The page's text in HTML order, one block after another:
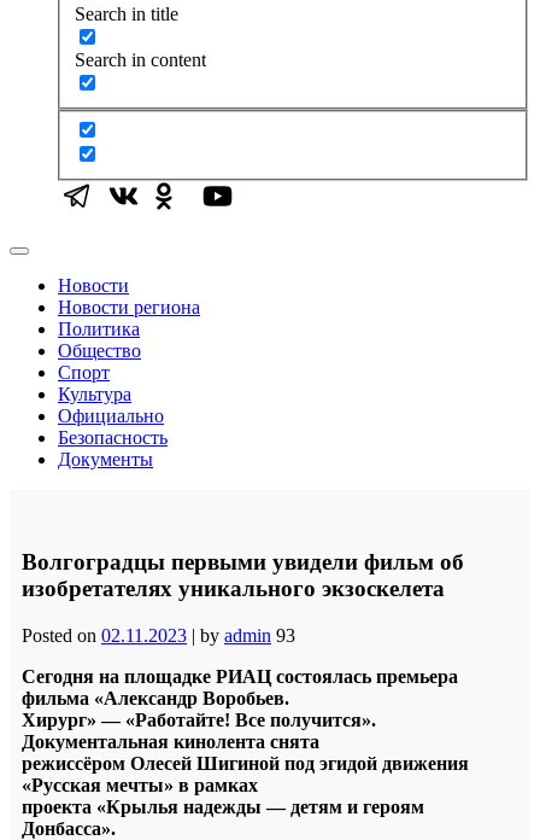
Search in title
Search in content
Новости
Новости региона
Политика
Общество
Спорт
Культура
Официально
Безопасность
Документы
Волгоградцы первыми увидели фильм об
изобретателях уникального экзоскелета
Posted on 02.11.2023 | by admin 93
Сегодня на площадке РИАЦ состоялась премьера
фильма «Александр Воробьев.
Хирург» — «Работайте! Все получится».
Документальная кинолента снята
режиссёром Олесей Шигиной под эгидой движения
«Русская мечты» в рамках
проекта «Крылья надежды — детям и героям
Донбасса».